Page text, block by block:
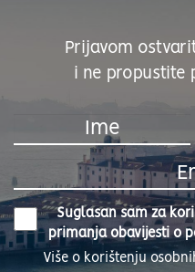
Prijavom
i ne propustite
Suglasan sam za
primanja obavijesti o
Više o korištenju